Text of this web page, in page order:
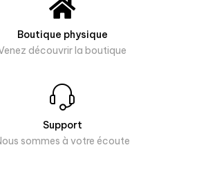
Boutique physique
découvrir la boutique
Support
sommes à votre écoute